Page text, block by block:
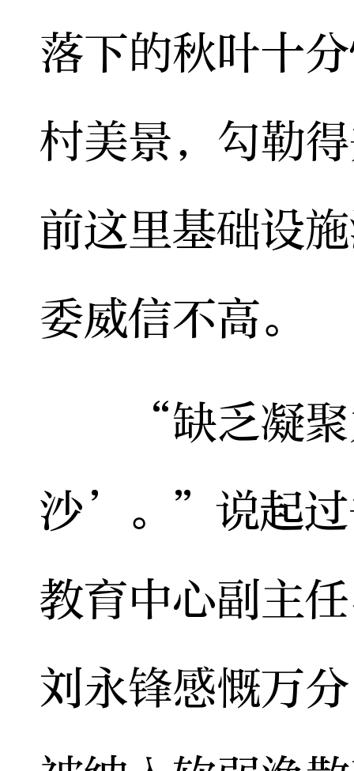
落下的秋叶十
村美景，勾勒
前这里基础设
委威信不高。
“缺乏凝聚
沙’。”说起过
教育中心副主
刘永锋感慨万